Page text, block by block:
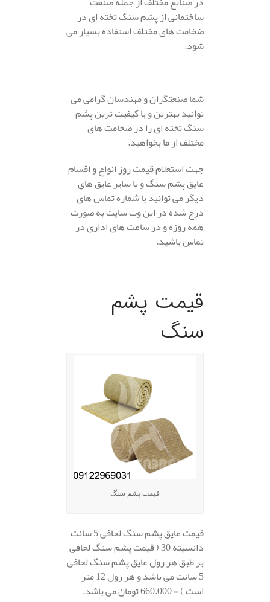
ساختمانی از پشم سنگ تخته ای در
ضخامت های مختلف استفاده بسیار می
شود.
شما صنعتگران و مهندسان گرامی می
توانید بهترین و با کیفیت ترین پشم
سنگ تخته ای را در ضخامت های
مختلف از ما بخواهید.
جهت استعلام قیمت روز انواع و اقسام
عایق پشم سنگ و یا سایر عایق های
دیگر می توانید با شماره تماس های
درج شده در این وب سایت به صورت
همه روزه و در ساعت های اداری در
تماس باشید.
قیمت پشم
سنگ
قیمت پشم سنگ
قیمت عایق پشم سنگ لحافی 5 سانت
دانسیته 30 ( قیمت پشم سنگ لحافی
بر طبق هر رول عایق پشم سنگ لحافی
5 سانت می باشد و هر رول 12 متر
است ) = 660.000 تومان می باشد.